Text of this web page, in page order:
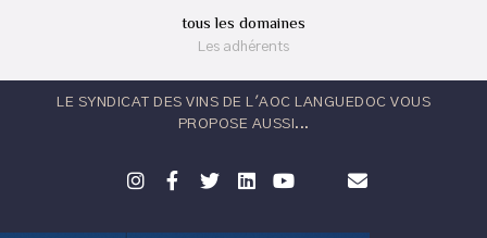
tous les domaines
Les adhérents
LE SYNDICAT DES VINS DE L'AOC LANGUEDOC VOUS
PROPOSE AUSSI...